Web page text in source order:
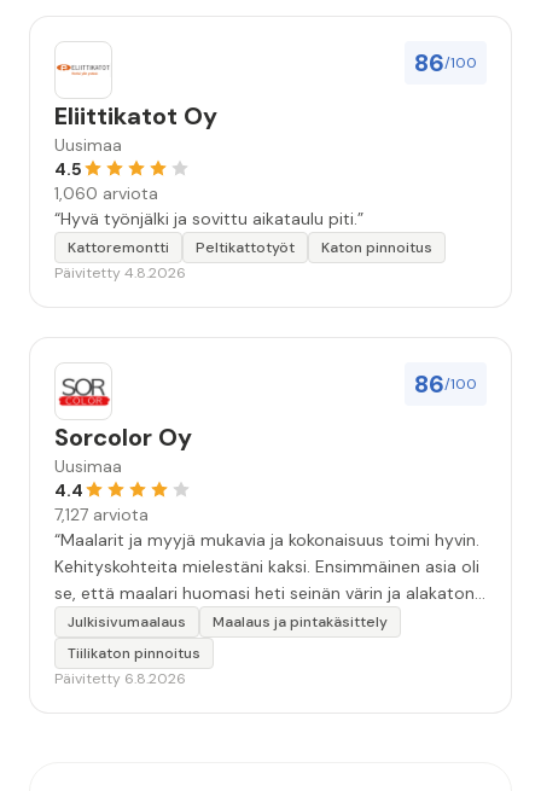
86/100
Eliittikatot Oy
Uusimaa
4.5
1,060 arviota
“Hyvä työnjälki ja sovittu aikataulu piti.”
Kattoremontti Peltikattotyöt
Katon pinnoitus
Päivitetty 4.8.2026
86/100
Sorcolor Oy
Uusimaa
4.4
7,127 arviota
“Maalarit ja myyjä mukavia ja kokonaisuus toimi hyvin.
Kehityskohteita mielestäni kaksi. Ensimmäinen asia oli
se, että maalari huomasi heti seinän värin ja alakaton
värin erot mitä en huomannut. Hyvä toki että siinä
kohtaa huomattu mutta toki optimaalisessa
tilanteessa myyjä olisi jo kiinnittänyt tähän huomiota.
Julkisivumaalaus
Maalaus ja pintakäsittely
Tiilikaton pinnoitus
Päivitetty 6.8.2026